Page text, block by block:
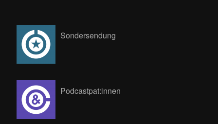
Sondersendung
Podcastpat:innen